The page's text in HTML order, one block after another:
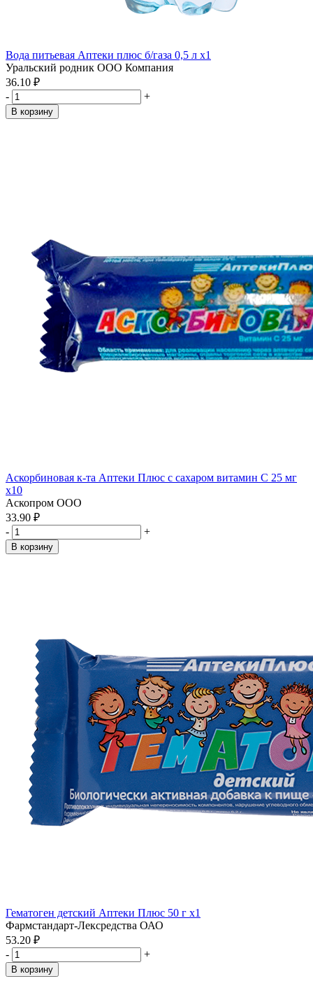
Вода питьевая Аптеки плюс б/газа 0,5 л x1
Уральский родник ООО Компания
36.10 ₽
-
+
В корзину
Аскорбиновая к-та Аптеки Плюс с сахаром витамин С 25 мг
x10
Аскопром ООО
33.90 ₽
-
+
В корзину
Гематоген детский Аптеки Плюс 50 г x1
Фармстандарт-Лексредства ОАО
53.20 ₽
-
+
В корзину